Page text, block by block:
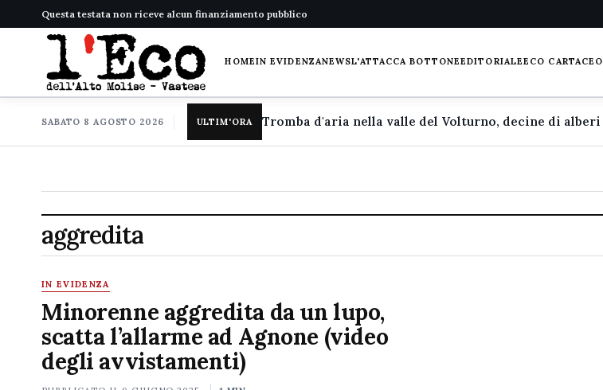
Questa testata non riceve alcun finanziamento pubblico
HOMEIN EVIDENZANEWSL'ATTACCA BOTTONEEDITORIALEECO CARTACEO
SABATO 8 AGOSTO 2026 ULTIM'ORA
aggredita
IN EVIDENZA
Minorenne aggredita da un lupo,
scatta l’allarme ad Agnone (video
degli avvistamenti)